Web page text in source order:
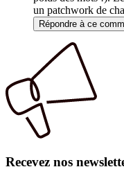
un patchwork de
Répondre à ce
Recevez nos